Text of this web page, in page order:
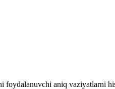
foydalanuvchi aniq vaziyatlarni